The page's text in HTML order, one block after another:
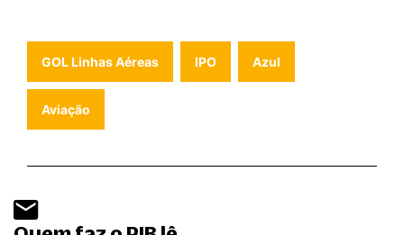
GOL Linhas Aéreas IPO Azul
Aviação